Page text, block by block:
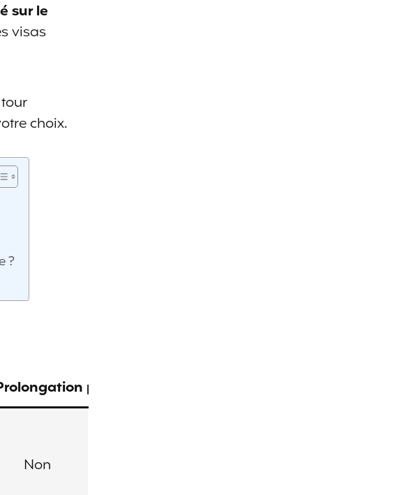
sur le
visas
choix.
?
possible
Non